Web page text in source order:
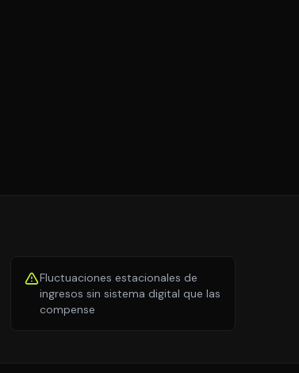
Fluctuaciones estacionales de
ingresos sin sistema digital que las
compense